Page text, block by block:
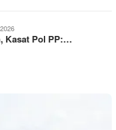
Kasat Pol PP:…